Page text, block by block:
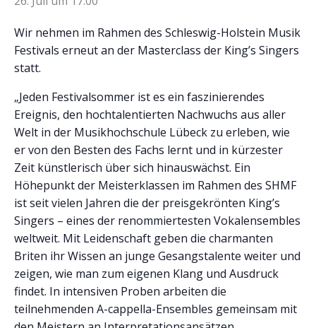
Wir nehmen im Rahmen des Schleswig-Holstein Musik
Festivals erneut an der Masterclass der King’s Singers
statt.
„Jeden Festivalsommer ist es ein faszinierendes
Ereignis, den hochtalentierten Nachwuchs aus aller
Welt in der Musikhochschule Lübeck zu erleben, wie
er von den Besten des Fachs lernt und in kürzester
Zeit künstlerisch über sich hinauswächst. Ein
Höhepunkt der Meisterklassen im Rahmen des SHMF
ist seit vielen Jahren die der preisgekrönten King’s
Singers – eines der renommiertesten Vokalensembles
weltweit. Mit Leidenschaft geben die charmanten
Briten ihr Wissen an junge Gesangstalente weiter und
zeigen, wie man zum eigenen Klang und Ausdruck
findet. In intensiven Proben arbeiten die
teilnehmenden A-cappella-Ensembles gemeinsam mit